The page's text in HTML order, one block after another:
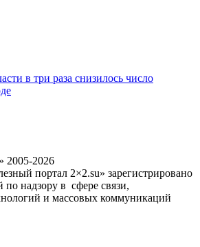
в три раза снизилось число
2026
портал 2×2.su» зарегистрировано
надзору в сфере связи,
и массовых коммуникаций